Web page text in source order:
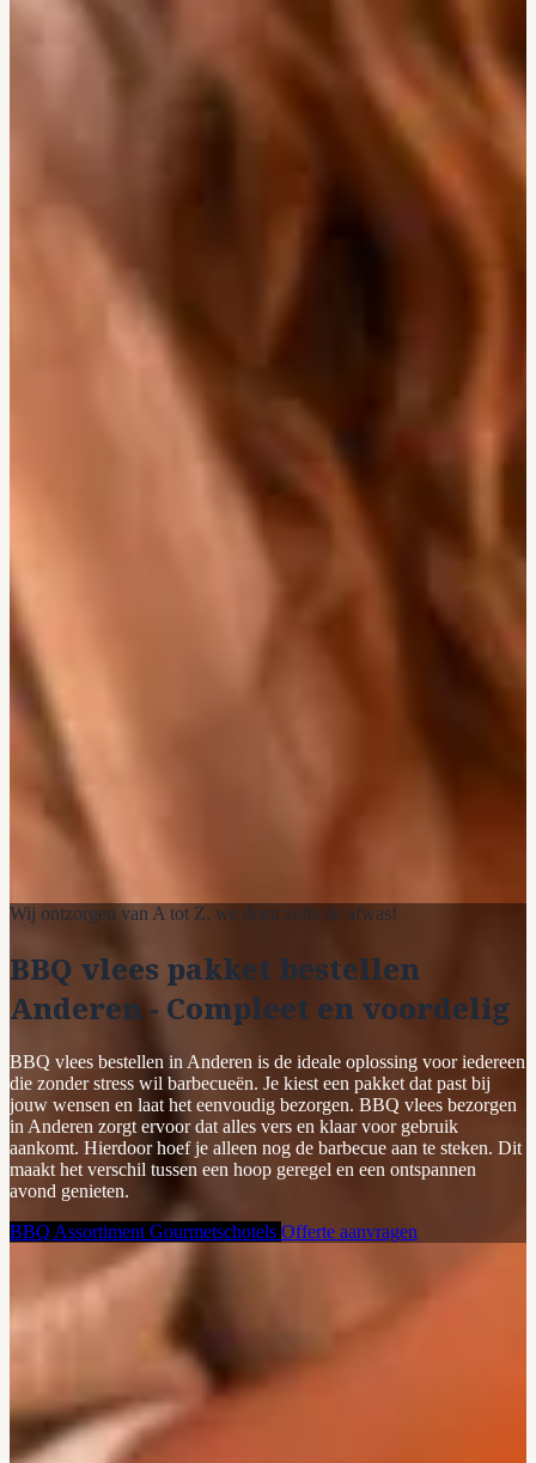
Wij ontzorgen van A tot Z, we doen zelfs de afwas!
BBQ vlees pakket bestellen
Anderen - Compleet en voordelig
BBQ vlees bestellen in Anderen is de ideale oplossing voor iedereen
die zonder stress wil barbecueën. Je kiest een pakket dat past bij
jouw wensen en laat het eenvoudig bezorgen. BBQ vlees bezorgen
in Anderen zorgt ervoor dat alles vers en klaar voor gebruik
aankomt. Hierdoor hoef je alleen nog de barbecue aan te steken. Dit
maakt het verschil tussen een hoop geregel en een ontspannen
avond genieten.
BBQ Assortiment Gourmetschotels Offerte aanvragen